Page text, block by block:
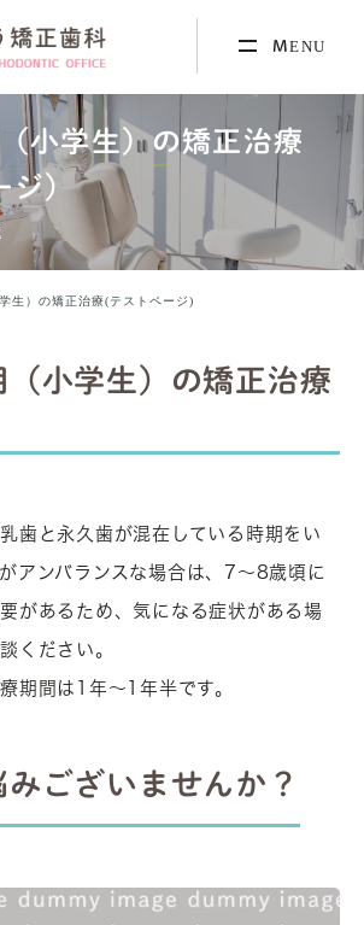
小学生）の矯正治療
ジ)
生）の矯正治療(テストページ)
（小学生）の矯正治療
歯と永久歯が混在している時期をい
アンバランスな場合は、7～8歳頃に
があるため、気になる症状がある場
ください。
期間は1年〜1年半です。
みございませんか？